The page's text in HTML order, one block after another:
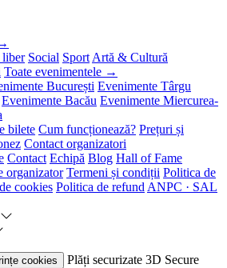
Social Sport Artă & Cultură
Toate evenimentele →
București Evenimente Târgu
Evenimente Bacău Evenimente Miercurea-
bilete Cum funcționează? Prețuri și
Contact organizatori
Contact Echipă Blog Hall of Fame
organizator Termeni și condiții Politica de
cookies Politica de refund ANPC · SAL
cookies Plăți securizate 3D Secure